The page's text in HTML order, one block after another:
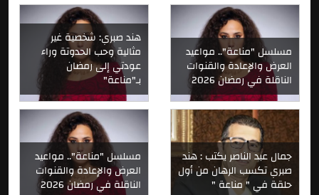
هند صبري: شخصية غير
مثالية وحب الحدوتة وراء
عودتي إلى رمضان
بـ"مناعة"
مسلسل "مناعة".. مواعيد
العرض والإعادة والقنوات
الناقلة في رمضان 2026
مسلسل "مناعة".. مواعيد
العرض والإعادة والقنوات
الناقلة في رمضان 2026
جمال عبد الناصر يكتب : هند
صبري تكسب الرهان من أول
حلقة في " مناعة "